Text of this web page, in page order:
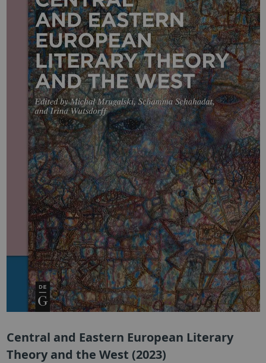
Central and Eastern European Literary
Theory and the West (2023)